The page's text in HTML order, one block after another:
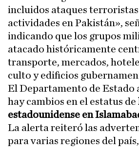
incluidos ataques
actividades en Pakistán»,
indicando que los grupos
atacado históricamente
transporte, mercados,
culto y edificios
El Departamento de Estado
hay cambios en el estatus de
estadounidense en
La alerta reiteró las
para varias regiones del